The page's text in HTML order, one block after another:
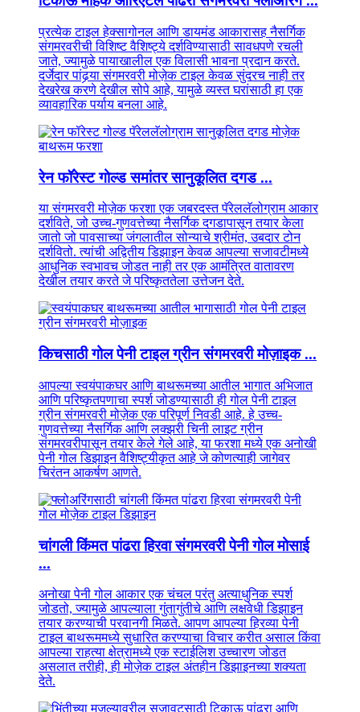
प्रत्येक टाइल हेक्सागोनल आणि डायमंड आकारासह नैसर्गिक
संगमरवरीची विशिष्ट वैशिष्ट्ये दर्शविण्यासाठी सावधपणे रचली
जाते, ज्यामुळे पायाखालील एक विलासी भावना प्रदान करते.
दर्जेदार पांढर्‍या संगमरवरी मोज़ेक टाइल केवळ सुंदरच नाही तर
देखरेख करणे देखील सोपे आहे, यामुळे व्यस्त घरांसाठी हा एक
व्यावहारिक पर्याय बनला आहे.
रेन फॉरेस्ट गोल्ड समांतर सानुकूलित दगड ...
या संगमरवरी मोज़ेक फरशा एक जबरदस्त पॅरेललॅलोग्राम आकार
दर्शविते, जो उच्च-गुणवत्तेच्या नैसर्गिक दगडापासून तयार केला
जातो जो पावसाच्या जंगलातील सोन्याचे श्रीमंत, उबदार टोन
दर्शवितो. त्यांची अद्वितीय डिझाइन केवळ आपल्या सजावटीमध्ये
आधुनिक स्वभावच जोडत नाही तर एक आमंत्रित वातावरण
देखील तयार करते जे परिष्कृततेला उत्तेजन देते.
किचसाठी गोल पेनी टाइल ग्रीन संगमरवरी मोज़ाइक ...
आपल्या स्वयंपाकघर आणि बाथरूमच्या आतील भागात अभिजात
आणि परिष्कृतपणाचा स्पर्श जोडण्यासाठी ही गोल पेनी टाइल
ग्रीन संगमरवरी मोज़ेक एक परिपूर्ण निवडी आहे. हे उच्च-
गुणवत्तेच्या नैसर्गिक आणि लक्झरी चिनी लाइट ग्रीन
संगमरवरीपासून तयार केले गेले आहे, या फरशा मध्ये एक अनोखी
पेनी गोल डिझाइन वैशिष्ट्यीकृत आहे जे कोणत्याही जागेवर
चिरंतन आकर्षण आणते.
चांगली किंमत पांढरा हिरवा संगमरवरी पेनी गोल मोसाई
...
अनोखा पेनी गोल आकार एक चंचल परंतु अत्याधुनिक स्पर्श
जोडतो, ज्यामुळे आपल्याला गुंतागुंतीचे आणि लक्षवेधी डिझाइन
तयार करण्याची परवानगी मिळते. आपण आपल्या हिरव्या पेनी
टाइल बाथरूममध्ये सुधारित करण्याचा विचार करीत असाल किंवा
आपल्या राहत्या क्षेत्रामध्ये एक स्टाईलिश उच्चारण जोडत
असलात तरीही, ही मोज़ेक टाइल अंतहीन डिझाइनच्या शक्यता
देते.